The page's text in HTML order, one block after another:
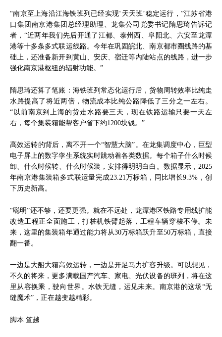
“南京至上海沿江海铁班列已经实现‘天天班’稳定运行，”江苏省港
口集团南京港集团总经理助理、龙集公司党委书记隋思琦告诉记
者，“近两年我们先后开通了江都、泰州西、阜阳北、六安至龙潭
港等十多条多式联运线路。今年在巩固皖北、南京都市圈线路的基
础上，还准备新开到黄山、安庆、宿迁等内陆站点的线路，进一步
强化南京港枢纽的辐射功能。”
隋思琦还算了笔账：海铁班列常态化运行后，货物周转效率比纯走
水路提高了将近两倍，物流成本比纯公路降低了三分之一左右。
“以前南京到上海的货走水路要三天，现在铁路运输只要一天左
右，每个集装箱能帮客户省下约1200块钱。”
高效运转的背后，离不开一个“智慧大脑”。在龙集调度中心，巨型
电子屏上的数字孪生系统实时跳动着各类数据。每个箱子什么时候
卸、什么时候转、什么时候装，安排得明明白白。数据显示，2025
年南京港集装箱多式联运量完成23.21万标箱，同比增长9.3%，创
下历史新高。
“聪明”还不够，还要更强。就在不远处，龙潭港区铁路专用线扩能
改造工程正全面施工，打桩机铁臂起落，工程车辆穿梭不停。未
来，这里的集装箱年通过能力将从30万标箱跃升至50万标箱，直接
翻一番。
一边是大船大箱高效运转，一边是开足马力扩容升级。可以想见，
不久的将来，更多满载国产汽车、家电、光伏设备的班列，将在这
里从容换乘，驶向世界。水铁无缝，运见未来。南京港的这场“无
缝魔术”，正在越变越精彩。
脚本 笪越